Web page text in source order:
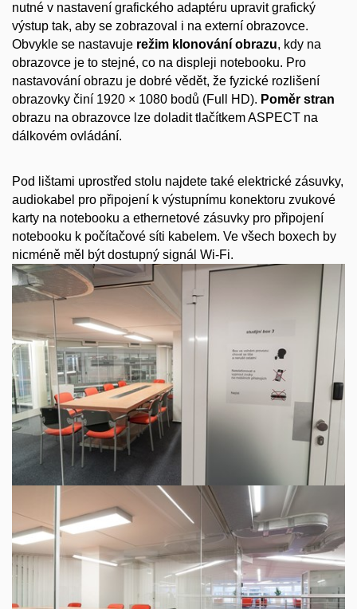
nutné v nastavení grafického adaptéru upravit grafický
výstup tak, aby se zobrazoval i na externí obrazovce.
Obvykle se nastavuje režim klonování obrazu, kdy na
obrazovce je to stejné, co na displeji notebooku. Pro
nastavování obrazu je dobré vědět, že fyzické rozlišení
obrazovky činí 1920 × 1080 bodů (Full HD). Poměr stran
obrazu na obrazovce lze doladit tlačítkem ASPECT na
dálkovém ovládání.
Pod lištami uprostřed stolu najdete také elektrické zásuvky,
audiokabel pro připojení k výstupnímu konektoru zvukové
karty na notebooku a ethernetové zásuvky pro připojení
notebooku k počítačové síti kabelem. Ve všech boxech by
nicméně měl být dostupný signál Wi-Fi.